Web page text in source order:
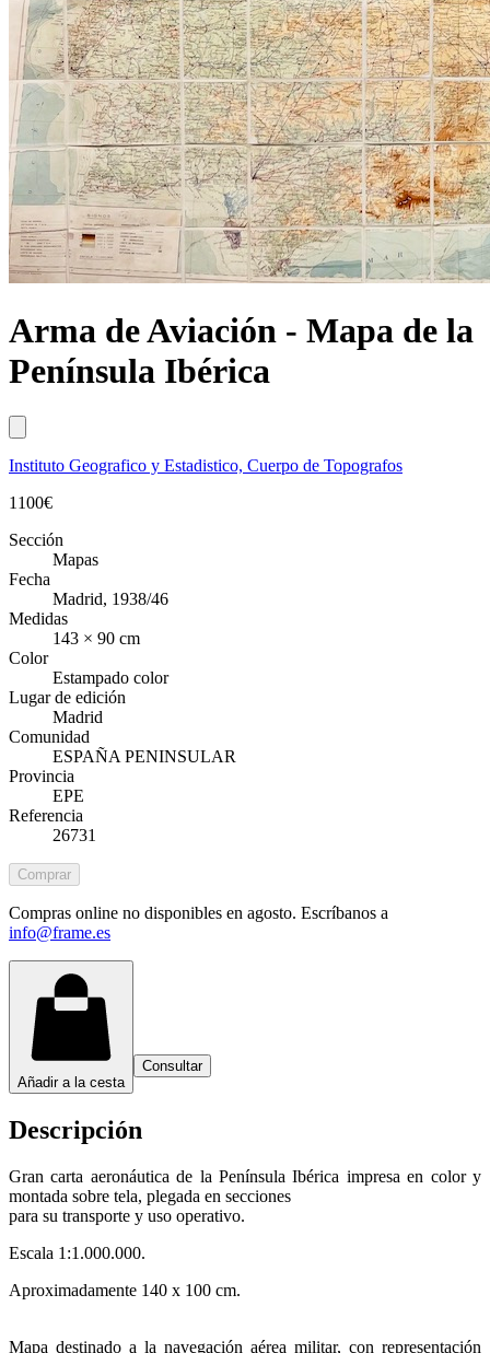
Arma de Aviación - Mapa de la
Península Ibérica
Instituto Geografico y Estadistico, Cuerpo de Topografos
1100€
Sección
Mapas
Fecha
Madrid, 1938/46
Medidas
143 × 90 cm
Color
Estampado color
Lugar de edición
Madrid
Comunidad
ESPAÑA PENINSULAR
Provincia
EPE
Referencia
26731
Comprar
Compras online no disponibles en agosto. Escríbanos a
info@frame.es
Añadir a la cesta
Consultar
Descripción
Gran carta aeronáutica de la Península Ibérica impresa en color y
montada sobre tela, plegada en secciones
para su transporte y uso operativo.
Escala 1:1.000.000.
Aproximadamente 140 x 100 cm.
Mapa destinado a la navegación aérea militar, con representación